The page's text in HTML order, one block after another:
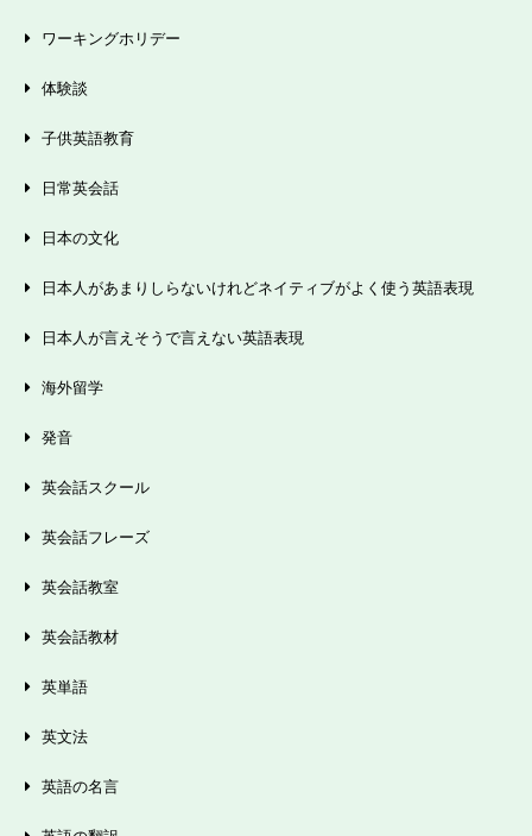
ワーキングホリデー
体験談
子供英語教育
日常英会話
日本の文化
日本人があまりしらないけれどネイティブがよく使う英語表現
日本人が言えそうで言えない英語表現
海外留学
発音
英会話スクール
英会話フレーズ
英会話教室
英会話教材
英単語
英文法
英語の名言